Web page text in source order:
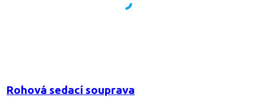
Rohová sedací souprava